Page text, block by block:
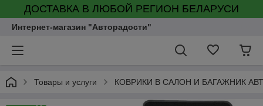
ДОСТАВКА В ЛЮБОЙ РЕГИОН БЕЛАРУСИ
Интернет-магазин "Авторадости"
Товары и услуги КОВРИКИ В САЛОН И БАГАЖНИК